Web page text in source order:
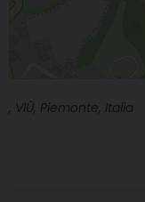
, VIÙ, Piemonte, Italia